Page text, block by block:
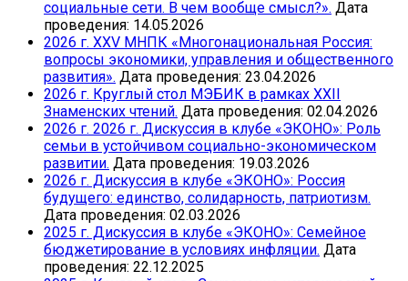
социальные сети. В чем вообще смысл?». Дата
проведения: 14.05.2026
2026 г. XXV МНПК «Многонациональная Россия:
вопросы экономики, управления и общественного
развития». Дата проведения: 23.04.2026
2026 г. Круглый стол МЭБИК в рамках ХХII
Знаменских чтений. Дата проведения: 02.04.2026
2026 г. 2026 г. Дискуссия в клубе «ЭКОНО»: Роль
семьи в устойчивом социально-экономическом
развитии. Дата проведения: 19.03.2026
2026 г. Дискуссия в клубе «ЭКОНО»: Россия
будущего: единство, солидарность, патриотизм.
Дата проведения: 02.03.2026
2025 г. Дискуссия в клубе «ЭКОНО»: Семейное
бюджетирование в условиях инфляции. Дата
проведения: 22.12.2025